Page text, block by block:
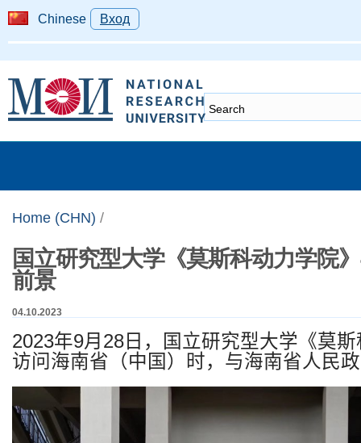
Chinese Вход
Home (CHN) /
国立研究型大学《莫斯科动力学院
前景
04.10.2023
2023年9月 28 日，国立研究型大学《莫
访问海南省（中国）时，与海南省人民